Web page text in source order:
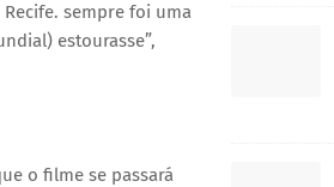
sempre foi uma
estourasse”,
o filme se passará